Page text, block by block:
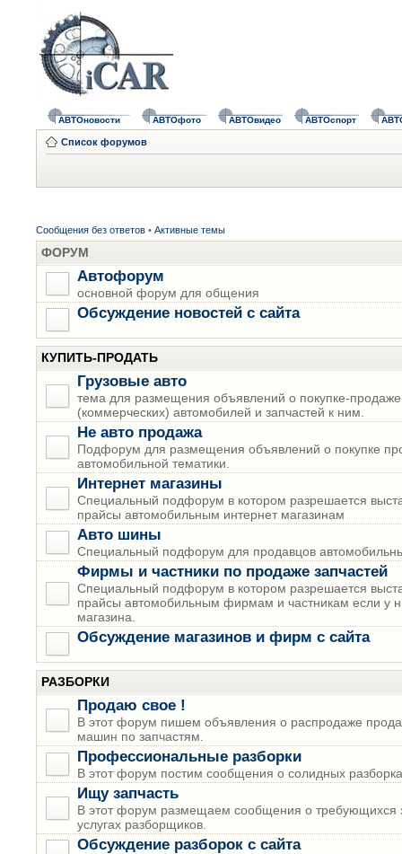
АВТОновости АВТОфото АВТОвидео АВТОспорт
Список форумов
Сообщения без ответов • Активные темы
ФОРУМ
Автофорум
основной форум для общения
Обсуждение новостей с сайта
КУПИТЬ-ПРОДАТЬ
Грузовые авто
тема для размещения объявлений о покупке-продаже
(коммерческих) автомобилей и запчастей к ним.
Не авто продажа
Подфорум для размещения объявлений о покупке
автомобильной тематики.
Интернет магазины
Специальный подфорум в котором разрешается
прайсы автомобильным интернет магазинам
Авто шины
Специальный подфорум для продавцов
Фирмы и частники по продаже запчастей
Специальный подфорум в котором разрешается
прайсы автомобильным фирмам и частникам если у
магазина.
Обсуждение магазинов и фирм с сайта
РАЗБОРКИ
Продаю свое !
В этот форум пишем объявления о распродаже
машин по запчастям.
Профессиональные разборки
В этот форум постим сообщения о солидных
Ищу запчасть
В этот форум размещаем сообщения о требующихся
услугах разборщиков.
Обсуждение разборок с сайта